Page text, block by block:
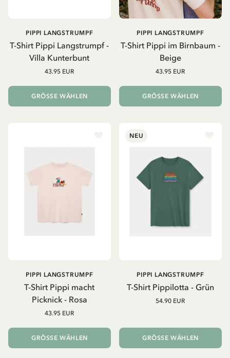
T-Shirt Pippi Langstrumpf -
Villa Kunterbunt
PIPPI LANGSTRUMPF
43.95 EUR
GRÖSSE WÄHLEN
T-Shirt Pippi im Birnbaum -
Beige
PIPPI LANGSTRUMPF
43.95 EUR
GRÖSSE WÄHLEN
T-Shirt Pippi macht
Picknick - Rosa
PIPPI LANGSTRUMPF
43.95 EUR
GRÖSSE WÄHLEN
NEU
T-Shirt Pippilotta - Grün
PIPPI LANGSTRUMPF
54.90 EUR
GRÖSSE WÄHLEN